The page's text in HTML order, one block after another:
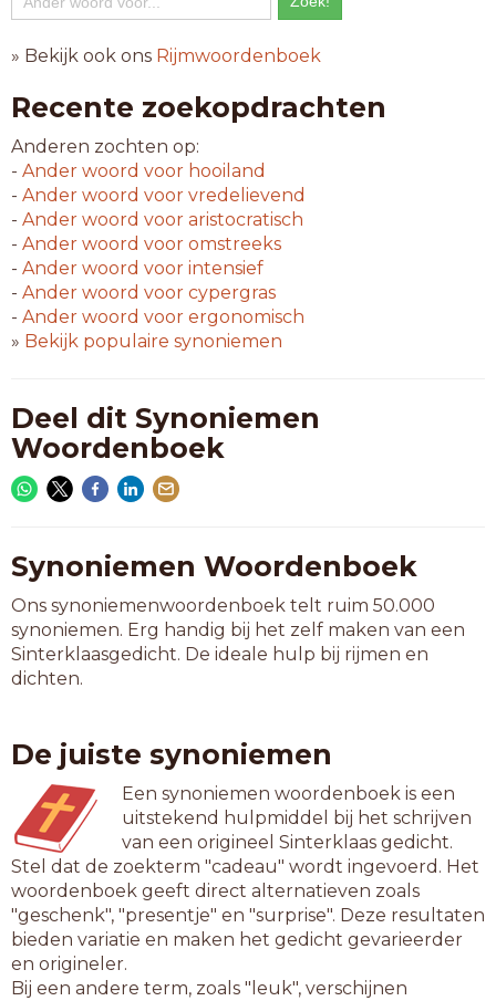
» Bekijk ook ons Rijmwoordenboek
Recente zoekopdrachten
Anderen zochten op:
- Ander woord voor hooiland
- Ander woord voor vredelievend
- Ander woord voor aristocratisch
- Ander woord voor omstreeks
- Ander woord voor intensief
- Ander woord voor cypergras
- Ander woord voor ergonomisch
» Bekijk populaire synoniemen
Deel dit Synoniemen
Woordenboek
Synoniemen Woordenboek
Ons synoniemenwoordenboek telt ruim 50.000
synoniemen. Erg handig bij het zelf maken van een
Sinterklaasgedicht. De ideale hulp bij rijmen en
dichten.
De juiste synoniemen
Een synoniemen woordenboek is een
uitstekend hulpmiddel bij het schrijven
van een origineel Sinterklaas gedicht.
Stel dat de zoekterm "cadeau" wordt ingevoerd. Het
woordenboek geeft direct alternatieven zoals
"geschenk", "presentje" en "surprise". Deze resultaten
bieden variatie en maken het gedicht gevarieerder
en origineler.
Bij een andere term, zoals "leuk", verschijnen